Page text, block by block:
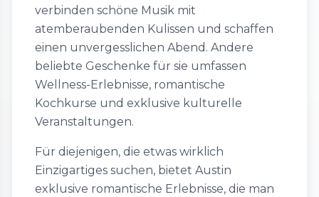
verbinden schöne Musik mit
atemberaubenden Kulissen und schaffen
einen unvergesslichen Abend. Andere
beliebte Geschenke für sie umfassen
Wellness-Erlebnisse, romantische
Kochkurse und exklusive kulturelle
Veranstaltungen.
Für diejenigen, die etwas wirklich
Einzigartiges suchen, bietet Austin
exklusive romantische Erlebnisse, die man